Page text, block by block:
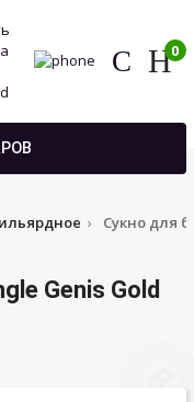
0
Сукно для
Genis Gold